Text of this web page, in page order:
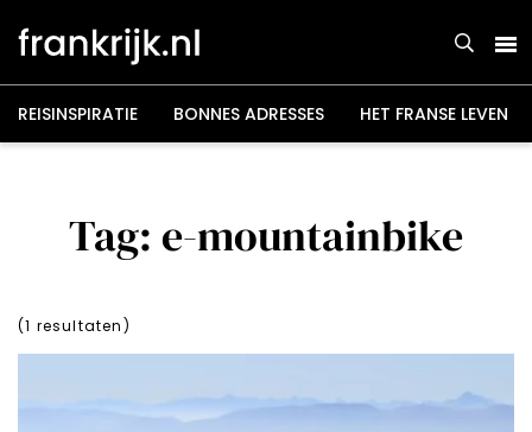
naar
inhoud
REISINSPIRATIE BONNES ADRESSES HET FRANSE LEVEN
Tag: e-mountainbike
(1 resultaten)